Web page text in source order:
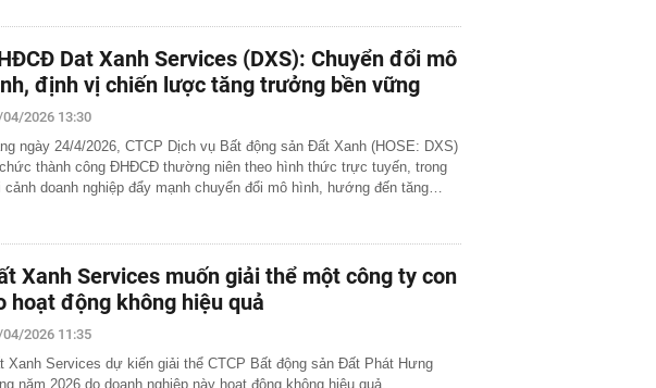
Tam Đảo nối Thái Nguyên - Phú Thọ - Hà Nội như thế
tai đính kim cương của bà Trương Mỹ Lan
đến Việt Nam là phải thuê xe máy còn khách Hàn,
Phượng Nguyễn
khó tăng thêm, nhưng thanh khoản vẫn là bài toán
năm
túi hàng hiệu, bế con đến khách sạn gặp Văn Hậu,
có còn xinh đẹp như ảnh tự đăng?
bán điều hòa, máy lạnh kiếm 330 tỷ đồng mỗi ngày
Dat Xanh Services (DXS): Chuyển đổi mô
định vị chiến lược tăng trưởng bền vững
2026 13:30
ngày 24/4/2026, CTCP Dịch vụ Bất động sản Đất Xanh (HOSE: DXS)
thành công ĐHĐCĐ thường niên theo hình thức trực tuyến, trong
cảnh doanh nghiệp đẩy mạnh chuyển đổi mô hình, hướng đến tăng…
Xanh Services muốn giải thể một công ty con
hoạt động không hiệu quả
2026 11:35
Xanh Services dự kiến giải thể CTCP Bất động sản Đất Phát Hưng
năm 2026 do doanh nghiệp này hoạt động không hiệu quả.